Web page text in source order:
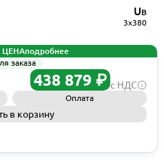
UВ
3x380
ЦЕНАподробнее
заказа
438 879 ₽ с НДС
Оплата
в корзину